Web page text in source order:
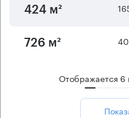
424 м²
726 м²
Отображается 6